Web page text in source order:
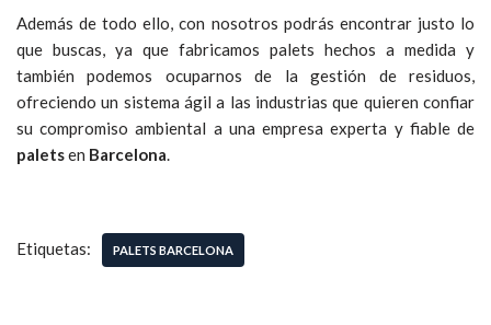
Además de todo ello, con nosotros podrás encontrar justo lo
que buscas, ya que fabricamos palets hechos a medida y
también podemos ocuparnos de la gestión de residuos,
ofreciendo un sistema ágil a las industrias que quieren confiar
su compromiso ambiental a una empresa experta y fiable de
paletsen Barcelona.
Etiquetas: PALETS BARCELONA